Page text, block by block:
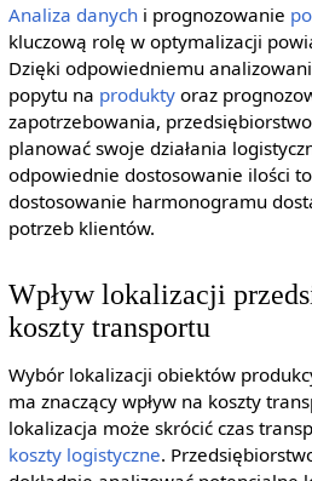
Analiza danychi prognozowanie
kluczową rolę w optymalizacji
Dzięki odpowiedniemu
popytu na produktyoraz
zapotrzebowania,
planować swoje działania
odpowiednie dostosowanie ilości
dostosowanie harmonogramu
potrzeb klientów.
Wpływ lokalizacji
koszty transportu
Wybór lokalizacji obiektów
ma znaczący wpływ na koszty
lokalizacja może skrócić czas
koszty logistyczne.